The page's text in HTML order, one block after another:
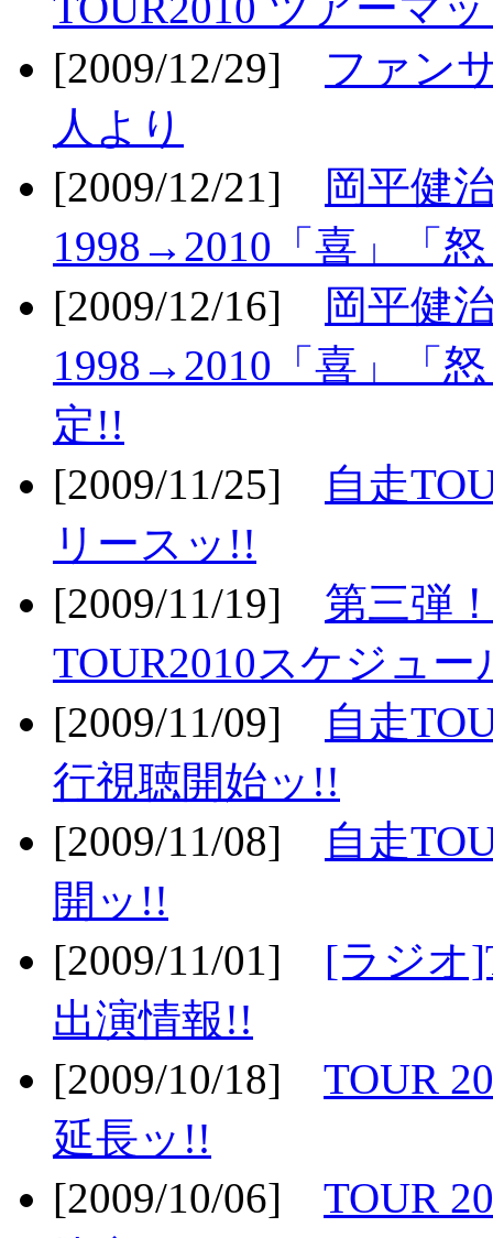
[2009/12/29] ファン
人より
[2009/12/21]
岡平健
1998→2010「喜」「
[2009/12/16]
岡平健
1998→2010「喜」「
定!!
[2009/11/25]
自走
リースッ!!
[2009/11/19] 第三弾
TOUR2010スケジュー
[2009/11/09]
自走
行視聴開始ッ!!
[2009/11/08]
自走
開ッ!!
[2009/11/01] [ラジオ
出演情報!!
[2009/10/18] TOUR
延長ッ!!
[2009/10/06] TOUR